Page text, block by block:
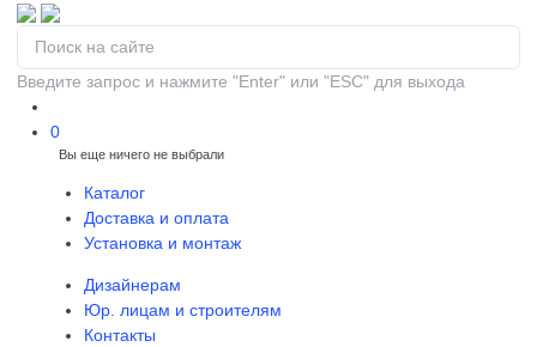
Введите запрос и нажмите "Enter" или "ESC" для выхода
0
Вы еще ничего не выбрали
Каталог
Доставка и оплата
Установка и монтаж
Дизайнерам
Юр. лицам и строителям
Контакты